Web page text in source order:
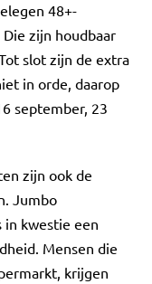
48+-
zijn houdbaar
slot zijn de extra
in orde, daarop
september, 23
zijn ook de
Jumbo
in kwestie een
Mensen die
krijgen